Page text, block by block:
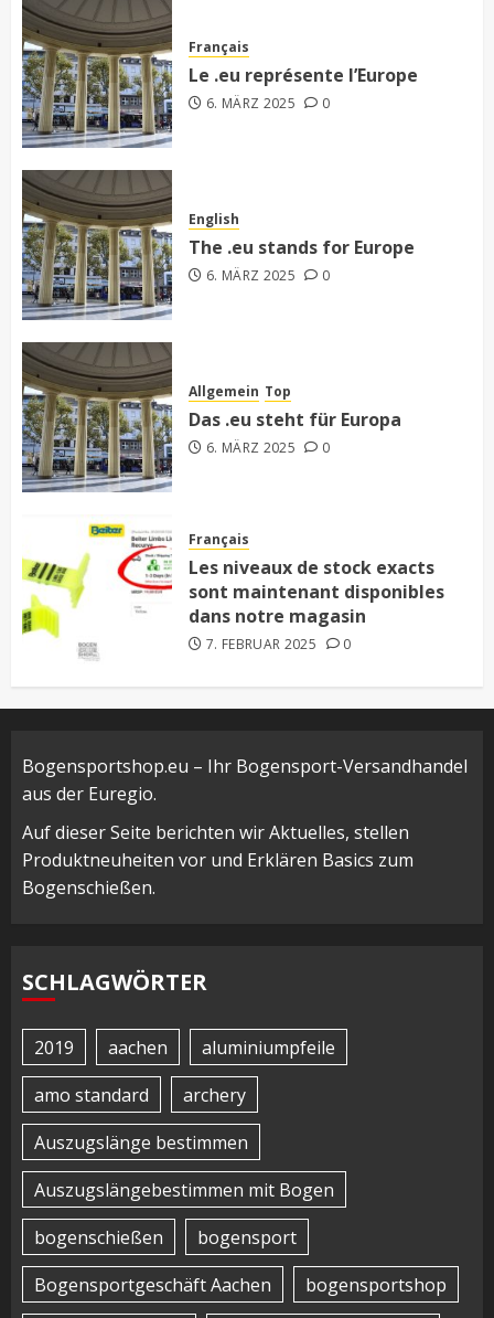
Français
Le .eu représente l’Europe
6. MÄRZ 2025 0
English
The .eu stands for Europe
6. MÄRZ 2025 0
Allgemein Top
Das .eu steht für Europa
6. MÄRZ 2025 0
Français
Les niveaux de stock exacts
sont maintenant disponibles
dans notre magasin
7. FEBRUAR 2025 0
Bogensportshop.eu – Ihr Bogensport-Versandhandel
aus der Euregio.
Auf dieser Seite berichten wir Aktuelles, stellen
Produktneuheiten vor und Erklären Basics zum
Bogenschießen.
SCHLAGWÖRTER
2019 aachen
aluminiumpfeile
amo standard
archery
Auszugslänge bestimmen
Auszugslängebestimmen mit Bogen
bogenschießen
bogensport
Bogensportgeschäft Aachen
bogensportshop